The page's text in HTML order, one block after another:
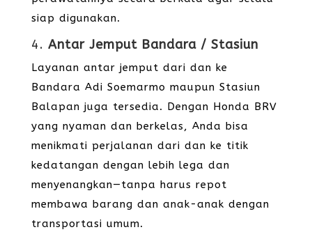
siap digunakan.
4. Antar Jemput Bandara / Stasiun
Layanan antar jemput dari dan ke
Bandara Adi Soemarmo maupun Stasiun
Balapan juga tersedia. Dengan Honda BRV
yang nyaman dan berkelas, Anda bisa
menikmati perjalanan dari dan ke titik
kedatangan dengan lebih lega dan
menyenangkan—tanpa harus repot
membawa barang dan anak-anak dengan
transportasi umum.